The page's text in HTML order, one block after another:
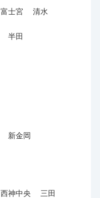
富士宮 清水
半田
新金岡
西神中央 三田